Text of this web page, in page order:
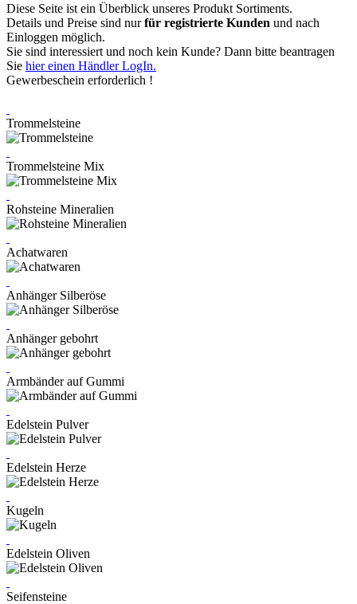
Diese Seite ist ein Überblick unseres Produkt Sortiments.
Details und Preise sind nurfür registrierte Kunden und nach
Einloggen möglich.
Sie sind interessiert und noch kein Kunde? Dann bitte beantragen
Sie hier einen Händler LogIn.
Gewerbeschein erforderlich !
Trommelsteine
Trommelsteine Mix
Rohsteine Mineralien
Achatwaren
Anhänger Silberöse
Anhänger gebohrt
Armbänder auf Gummi
Edelstein Pulver
Edelstein Herze
Kugeln
Edelstein Oliven
Seifensteine